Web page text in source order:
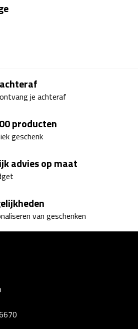
je achteraf
producten
geschenk
advies op maat
van geschenken